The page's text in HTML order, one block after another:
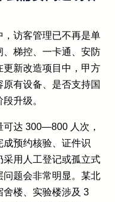
访客管理已不再是单
梯控、一卡通、安防
新改造项目中，甲方
有设备、是否支持国
升级。
可达 300—800 人次，
预约核验、证件识
采用人工登记或孤立式
题会非常明显。某北
楼、实验楼涉及 3